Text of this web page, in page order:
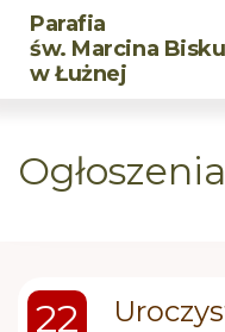
Parafia
św. Marcina
w Łużnej
LSO
Ogłoszenia
22